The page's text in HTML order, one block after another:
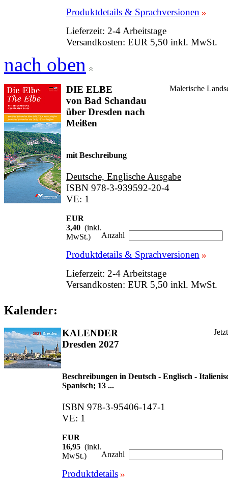
Produktdetails & Sprachversionen
Lieferzeit: 2-4 Arbeitstage
Versandkosten: EUR 5,50 inkl. MwSt.
nach oben
DIE ELBE
von Bad Schandau
über Dresden nach
Meißen
Malerische
mit Beschreibung
Deutsche, Englische Ausgabe
ISBN 978-3-939592-20-4
VE: 1
EUR
3,40 (inkl.
MwSt.)
Anzahl
Produktdetails & Sprachversionen
Lieferzeit: 2-4 Arbeitstage
Versandkosten: EUR 5,50 inkl. MwSt.
Kalender:
KALENDER
Dresden 2027
Beschreibungen in Deutsch - Englisch -
Spanisch; 13 ...
ISBN 978-3-95406-147-1
VE: 1
EUR
16,95 (inkl.
MwSt.)
Anzahl
Produktdetails